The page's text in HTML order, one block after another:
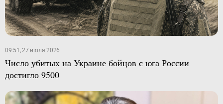
09:51, 27 июля 2026
Число убитых на Украине бойцов с юга России
достигло 9500